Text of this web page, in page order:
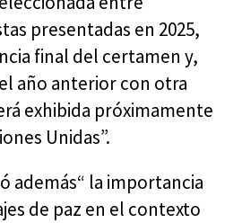
presentadas en 2025,
final del certamen y,
año anterior con otra
exhibida próximamente
Unidas”.
además“ la importancia
de paz en el contexto